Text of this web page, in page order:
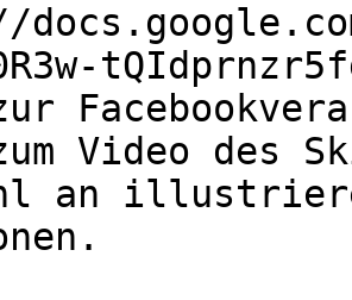
Video des
an